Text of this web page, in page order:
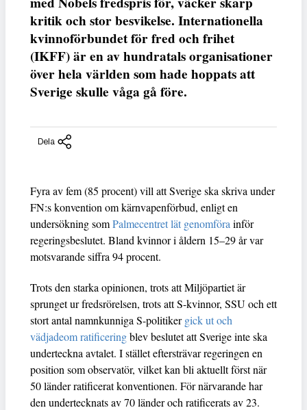
kritik och stor besvikelse. Internationella
kvinnoförbundet för fred och frihet
(IKFF) är en av hundratals organisationer
över hela världen som hade hoppats att
Sverige skulle våga gå före.
Dela
Fyra av fem (85 procent) vill att Sverige ska skriva under
FN:s konvention om kärnvapenförbud, enligt en
undersökning somPalmecentret lät genomföra inför
regeringsbeslutet. Bland kvinnor i åldern 15–29 år var
motsvarande siffra 94 procent.
Trots den starka opinionen, trots att Miljöpartiet är
sprunget ur fredsrörelsen, trots att S-kvinnor, SSU och ett
stort antal namnkunniga S-politikergick ut och
vädjadeom ratificeringblev beslutet att Sverige inte ska
underteckna avtalet. I stället eftersträvar regeringen en
position som observatör, vilket kan bli aktuellt först när
50 länder ratificerat konventionen. För närvarande har
den undertecknats av 70 länder och ratificerats av 23.